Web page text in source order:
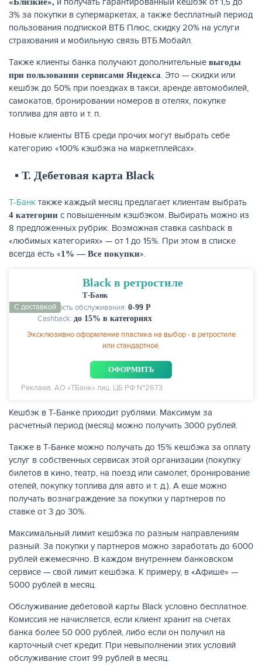
3% за покупки в супермаркетах, а также бесплатный период
пользования подпиской ВТБ Плюс, скидку 20% на услуги
страхования и мобильную связь ВТБ.Мобайл.
Также клиенты банка получают дополнительные выгоды
при пользовании сервисами Яндекса. Это — скидки или
кешбэк до 50% при поездках в такси, аренде автомобилей,
самокатов, бронировании номеров в отелях, покупке
топлива для авто и т. п.
Новые клиенты ВТБ среди прочих могут выбрать себе
категорию «100% кэшбэка на маркетплейсах».
▪️ Т. Дебетовая карта Black
Т-Банк также каждый месяц предлагает клиентам выбрать
4 категории с повышенным кэшбэком. Выбирать можно из
8 предложенных рубрик. Возможная ставка cashback в
«любимых категориях» — от 1 до 15%. При этом в списке
всегда есть «1% — Все покупки».
Black в ретростиле
С доставкой
Т-Банк
Стоимость обслуживания: 0-99 Р
Cashback: до 15% в категориях
Эксклюзивно оформление пластика на выбор - в ретростиле
или стандартное.
ОФОРМИТЬ
Реклама. АО «ТБанк» лиц. ЦБ РФ №2673
Кешбэк в Т-Банке приходит рублями. Максимум за
расчетный период (месяц) можно получить 3000 рублей.
Также в Т-Банке можно получать до 15% кешбэка за оплату
услуг в собственных сервисах этой организации (покупку
билетов в кино, театр, на поезд или самолет, бронирование
отелей, покупку топлива для авто и т. д.). А еще можно
получать вознаграждение за покупки у партнеров по
ставке от 3 до 30%.
Максимальный лимит кешбэка по разным направлениям
разный. За покупки у партнеров можно заработать до 6000
рублей ежемесячно. В каждом внутреннем банковском
сервисе — свой лимит кешбэка. К примеру, в «Афише» —
5000 рублей в месяц.
Обслуживание дебетовой карты Black условно бесплатное.
Комиссия не начисляется, если клиент хранит на счетах
банка более 50 000 рублей, либо если он получил на
карточный счет кредит. При невыполнении этих условий
обслуживание стоит 99 рублей в месяц.